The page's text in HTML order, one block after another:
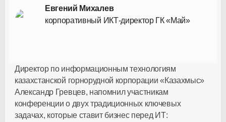
Евгений Михалев
корпоративный ИКТ-директорГК «Май»
Директор по информационным технологиям
казахстанской горнорудной корпорации «Казахмыс»
Александр Гревцев, напомнил участникам
конференции о двух традиционных ключевых
задачах, которые ставит бизнес перед ИТ: